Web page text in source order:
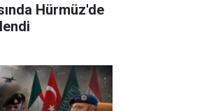
Hürmüz'de